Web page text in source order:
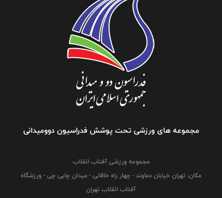
مجموعه های ورزشی تحت پوشش فدراسیون دوومیدانی
مجموعه ورزشی آفتاب انقلاب
مکان: تهران خیابان دماوند - چهار راه خاقانی - میدان چایی چی - ورزشگاه
آفتاب انقلاب تهران